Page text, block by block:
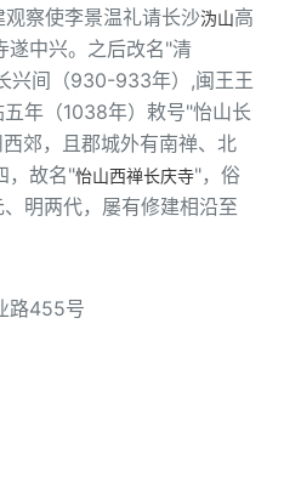
察使李景温礼请长沙沩山高
遂中兴。之后改名"清
兴间（930-933年）,闽王王
年（1038年）敕号"怡山长
郊，且郡城外有南禅、北
，故名"怡山西禅长庆寺"，俗
明两代，屡有修建相沿至
路455号